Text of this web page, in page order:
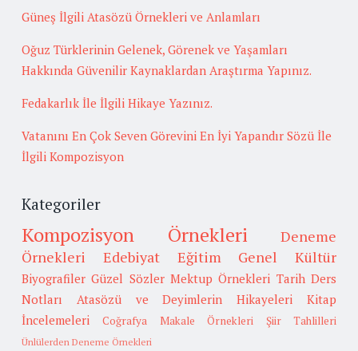
Güneş İlgili Atasözü Örnekleri ve Anlamları
Oğuz Türklerinin Gelenek, Görenek ve Yaşamları
Hakkında Güvenilir Kaynaklardan Araştırma Yapınız.
Fedakarlık İle İlgili Hikaye Yazınız.
Vatanını En Çok Seven Görevini En İyi Yapandır Sözü İle
İlgili Kompozisyon
Kategoriler
Kompozisyon Örnekleri
Deneme
Örnekleri
Edebiyat Eğitim Genel Kültür
Biyografiler Güzel Sözler Mektup Örnekleri Tarih Ders
Notları
Atasözü ve Deyimlerin Hikayeleri
Kitap
İncelemeleri
Coğrafya Makale Örnekleri Şiir Tahlilleri
Ünlülerden Deneme Örnekleri